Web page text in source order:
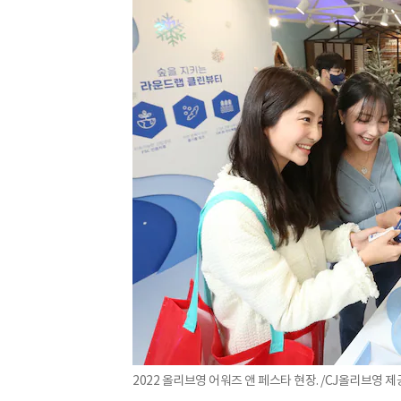
2022 올리브영 어워즈 앤 페스타 현장. /CJ올리브영 제